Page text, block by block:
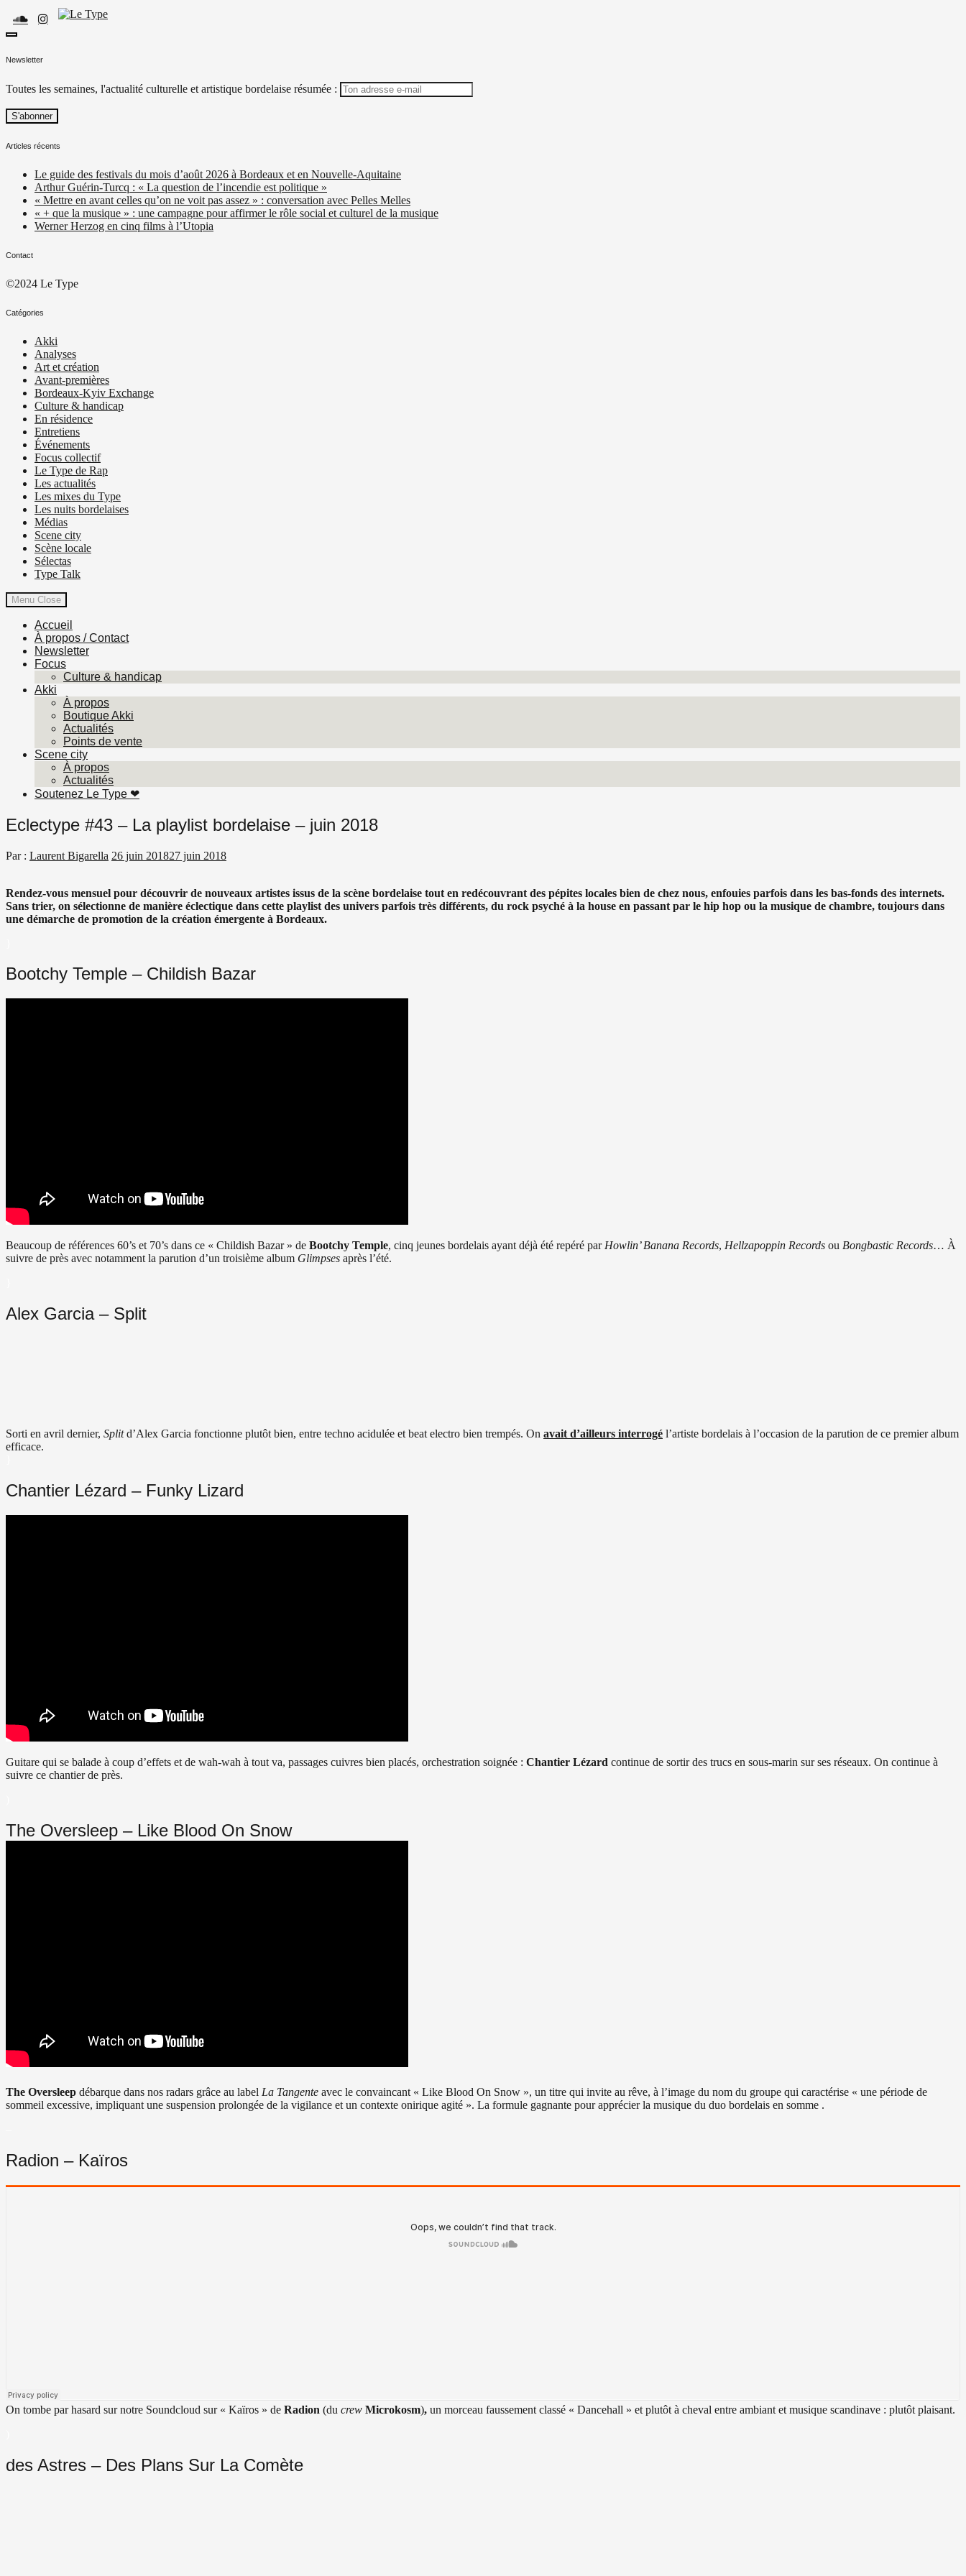
to
content
toggle
sidebar
Newsletter
Toutes les semaines, l'actualité culturelle et artistique bordelaise résumée :
Articles récents
Le guide des festivals du mois d’août 2026 à Bordeaux et en Nouvelle-Aquitaine
Arthur Guérin-Turcq : « La question de l’incendie est politique »
« Mettre en avant celles qu’on ne voit pas assez » : conversation avec Pelles Melles
« + que la musique » : une campagne pour affirmer le rôle social et culturel de la musique
Werner Herzog en cinq films à l’Utopia
Contact
©2024 Le Type
Catégories
Akki
Analyses
Art et création
Avant-premières
Bordeaux-Kyiv Exchange
Culture & handicap
En résidence
Entretiens
Événements
Focus collectif
Le Type de Rap
Les actualités
Les mixes du Type
Les nuits bordelaises
Médias
Scene city
Scène locale
Sélectas
Type Talk
Menu Close
Accueil
À propos / Contact
Newsletter
Focus
Culture & handicap
Akki
À propos
Boutique Akki
Actualités
Points de vente
Scene city
À propos
Actualités
Soutenez Le Type ❤︎
Eclectype #43 – La playlist bordelaise – juin 2018
Par : Laurent Bigarella 26 juin 201827 juin 2018
Rendez-vous mensuel pour découvrir de nouveaux artistes issus de la scène bordelaise tout en redécouvrant des pépites locales bien de chez nous, enfouies parfois dans les bas-fonds des internets.
Sans trier, on sélectionne de manière éclectique dans cette playlist des univers parfois très différents, du rock psyché à la house en passant par le hip hop ou la musique de chambre, toujours dans
une démarche de promotion de la création émergente à Bordeaux.
Bootchy Temple – Childish Bazar
Beaucoup de références 60’s et 70’s dans ce « Childish Bazar » de Bootchy Temple, cinq jeunes bordelais ayant déjà été repéré par Howlin’ Banana Records, Hellzapoppin Records ou Bongbastic Records… À
suivre de près avec notamment la parution d’un troisième album Glimpses après l’été.
Alex Garcia – Split
Sorti en avril dernier, Splitd’Alex Garcia fonctionne plutôt bien, entre techno acidulée et beat electro bien trempés. On avait d’ailleurs interrogé l’artiste bordelais à l’occasion de la parution de ce premier album
efficace.
Chantier Lézard – Funky Lizard
Guitare qui se balade à coup d’effets et de wah-wah à tout va, passages cuivres bien placés, orchestration soignée : Chantier Lézard continue de sortir des trucs en sous-marin sur ses réseaux. On continue à
suivre ce chantier de près.
The Oversleep – Like Blood On Snow
The Oversleep débarque dans nos radars grâce au label La Tangente avec le convaincant « Like Blood On Snow », un titre qui invite au rêve, à l’image du nom du groupe qui caractérise « une période de
sommeil excessive, impliquant une suspension prolongée de la vigilance et un contexte onirique agité ». La formule gagnante pour apprécier la musique du duo bordelais en somme .
Radion – Kaïros
On tombe par hasard sur notre Soundcloud sur « Kaïros » de Radion (du crew Microkosm), un morceau faussement classé « Dancehall » et plutôt à cheval entre ambiant et musique scandinave : plutôt plaisant.
des Astres – Des Plans Sur La Comète